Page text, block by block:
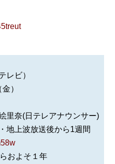
レビ）
）
里奈(日テレアナウンサー)
地上波放送後から1週間
およそ１年